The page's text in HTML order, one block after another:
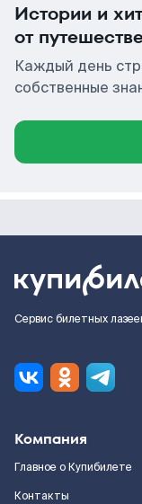
Истории и
от
Каждый день
собственные
Сервис билетных
Компания
Главное о Купибилете
Контакты